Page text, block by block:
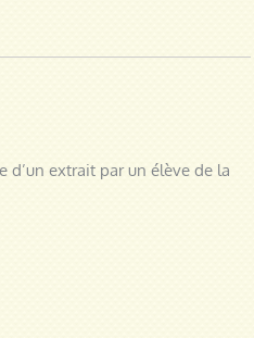
d’un extrait par un élève de la